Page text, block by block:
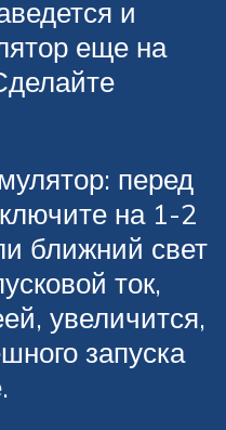
и
еще на
перед
на 1-2
ближний свет
ток,
увеличится,
запуска